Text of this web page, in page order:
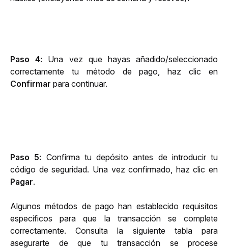
Paso 4: Una vez que hayas añadido/seleccionado
Confirmar para continuar.
Paso 5: Confirma tu depósito antes de introducir tu
Pagar.
Algunos métodos de pago han establecido requisitos
específicos para que la transacción se complete
correctamente. Consulta la siguiente tabla para
asegurarte de que tu transacción se procese